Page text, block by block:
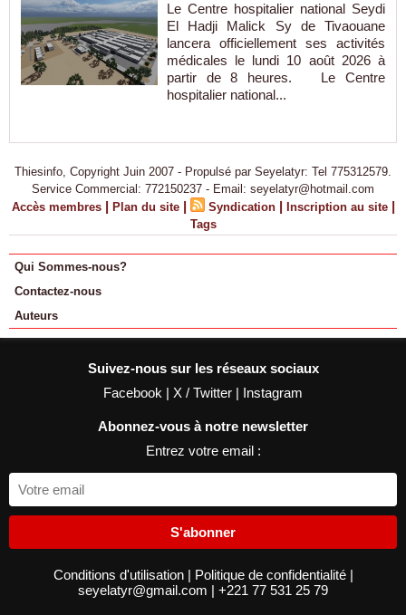
Le Centre hospitalier national Seydi
El Hadji Malick Sy de Tivaouane
lancera officiellement ses activités
médicales le lundi 10 août 2026 à
partir de 8 heures. Le Centre
hospitalier national...
Thiesinfo, Copyright Juin 2007 - Propulsé par Seyelatyr: Tel 775312579.
Service Commercial: 772150237 - Email: seyelatyr@hotmail.com
Accès membres | Plan du site | Syndication | Inscription au site |
Tags
Qui Sommes-nous?
Contactez-nous
Auteurs
Suivez-nous sur les réseaux sociaux
Facebook | X / Twitter | Instagram
Abonnez-vous à notre newsletter
Entrez votre email :
S'abonner
Conditions d'utilisation | Politique de confidentialité |
seyelatyr@gmail.com | +221 77 531 25 79